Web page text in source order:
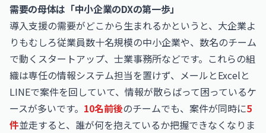
需要の母体は「中小企業のDXの第一歩」
導入支援の需要がどこから生まれるかというと、大企業よ
りもむしろ従業員数十名規模の中小企業や、数名のチーム
で動くスタートアップ、士業事務所などです。これらの組
織は専任の情報システム担当を置けず、メールとExcelと
LINEで案件を回していて、情報が散らばって困っているケ
ースが多いです。 10名前後のチームでも、案件が同時に5
件並走すると、誰が何を抱えているか把握できなくなりま